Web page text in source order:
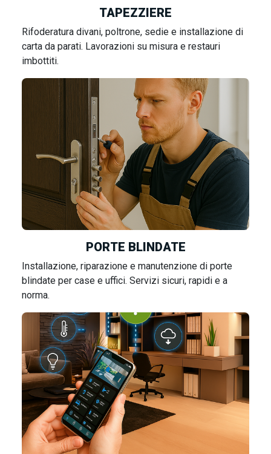
TAPEZZIERE
Rifoderatura divani, poltrone, sedie e installazione di
carta da parati. Lavorazioni su misura e restauri
imbottiti.
PORTE BLINDATE
Installazione, riparazione e manutenzione di porte
blindate per case e uffici. Servizi sicuri, rapidi e a
norma.